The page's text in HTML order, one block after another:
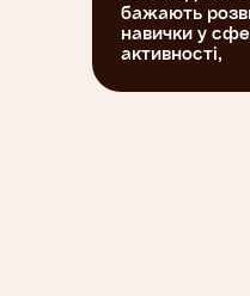
бажають
навички у
активності,